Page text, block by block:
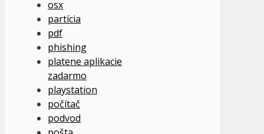
osx
partícia
pdf
phishing
platene aplikacie
zadarmo
playstation
počítač
podvod